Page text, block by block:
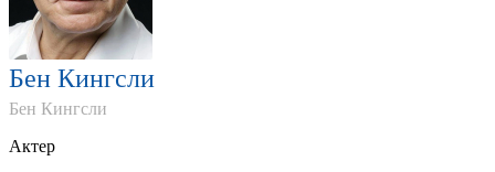
Бен Кингсли
Бен Кингсли
Актер